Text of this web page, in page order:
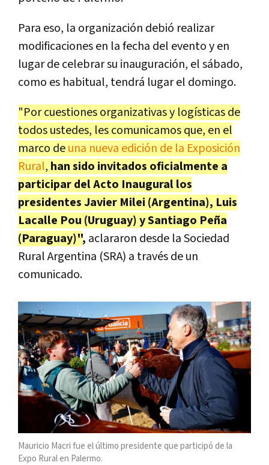
Para eso, la organización debió realizar
modificaciones en la fecha del evento y en
lugar de celebrar su inauguración, el sábado,
como es habitual, tendrá lugar el domingo.
"Por cuestiones organizativas y logísticas de
todos ustedes, les comunicamos que, en el
marco deuna nueva edición de la Exposición
Rural, han sido invitados oficialmente a
participar del Acto Inaugural los
presidentes Javier Milei (Argentina), Luis
Lacalle Pou (Uruguay) y Santiago Peña
(Paraguay)", aclararon desde la Sociedad
Rural Argentina (SRA) a través de un
comunicado.
Mauricio Macri fue el último presidente que participó de la
Expo Rural en Palermo.